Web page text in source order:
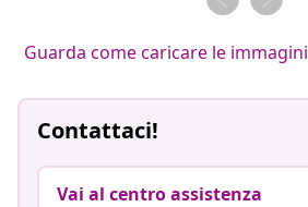
Guarda come caricare le immagini
Contattaci!
Vai al centro assistenza